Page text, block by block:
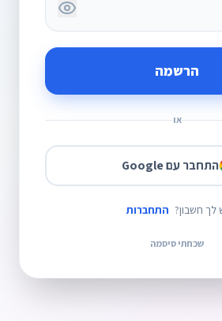
הרשמה
או
התחבר עם Google
לך חשבון? התחברות
שכחתי סיסמה